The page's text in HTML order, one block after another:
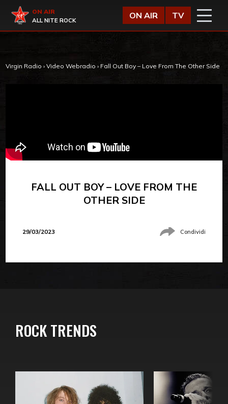
Virgin Radio
ON AIR
ALL NITE ROCK
ON AIR TV
Virgin Radio › Video Webradio › Fall Out Boy – Love From The Other Side
FALL OUT BOY – LOVE FROM THE
OTHER SIDE
29/03/2023 Condividi
ROCK TRENDS